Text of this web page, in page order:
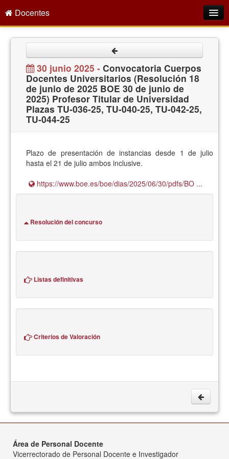
Docentes
Empleo Público
Gestión PDI
Formación y Evaluación
Seprus
Directorio
30 junio 2025 - Convocatoria Cuerpos
Docentes Universitarios (Resolución 18
de junio de 2025 BOE 30 de junio de
2025) Profesor Titular de Universidad
Plazas TU-036-25, TU-040-25, TU-042-25,
TU-044-25
Plazo de presentación de instancias desde 1 de julio
hasta el 21 de julio ambos inclusive.
https://www.boe.es/boe/dias/2025/06/30/pdfs/BO ...
Resolución del concurso
Listas definitivas
Criterios de Valoración
Área de Personal Docente
Vicerrectorado de Personal Docente e Investigador